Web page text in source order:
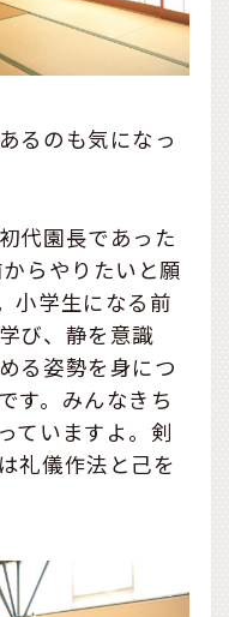
るのも気になっ
代園長であった
らやりたいと願
小学生になる前
び、静を意識
る姿勢を身につ
す。みんなきち
ていますよ。剣
礼儀作法と己を